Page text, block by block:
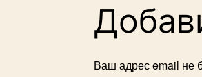
Ваш адрес email не